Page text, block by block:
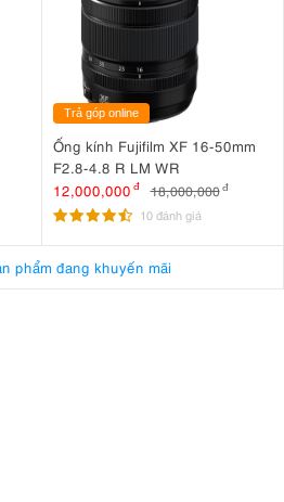
Trả góp online
Ống kính Fujifilm XF 16-50mm
F2.8-4.8 R LM WR
12,000,000 đ 18,000,000 đ
10 đánh giá
phẩm đang khuyến mãi